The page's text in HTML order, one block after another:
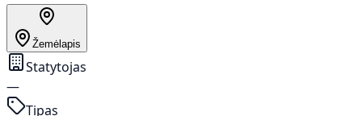
Žemėlapis
Statytojas
—
Tipas